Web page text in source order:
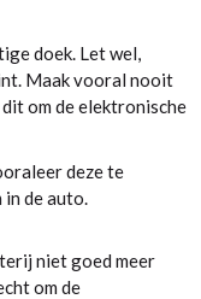
doek. Let wel,
Maak vooral nooit
om de elektronische
deze te
in de auto.
niet goed meer
om de